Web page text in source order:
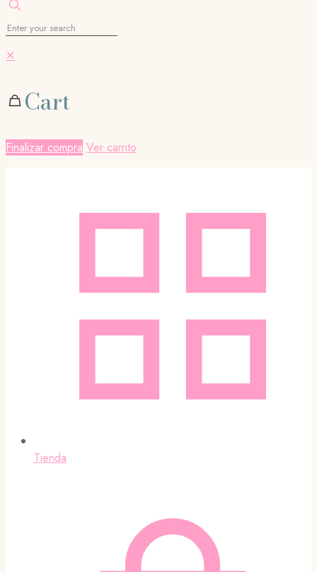
✕
Cart
Finalizar compra Ver carrito
Tienda